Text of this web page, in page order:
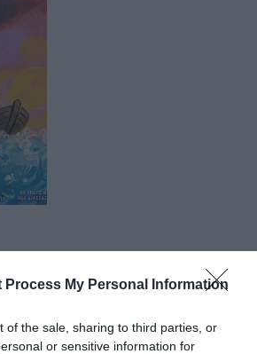
Process My Personal Information
of the sale, sharing to third parties, or
or sensitive information for
σημειώσατε…